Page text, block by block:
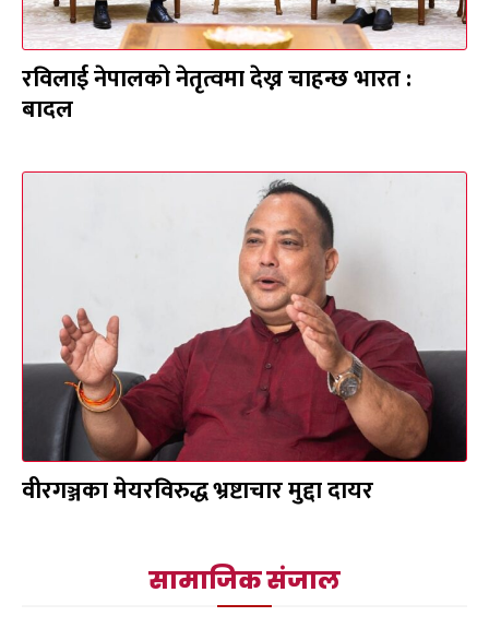
रविलाई नेपालको नेतृत्वमा देख्न चाहन्छ भारत :
बादल
वीरगञ्जका मेयरविरुद्ध भ्रष्टाचार मुद्दा दायर
सामाजिक संजाल